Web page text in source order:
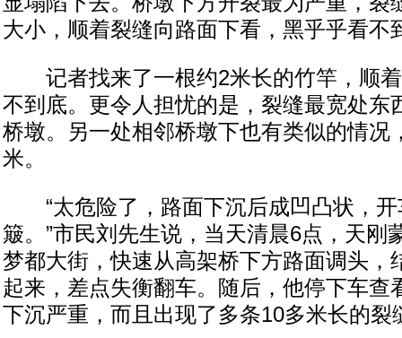
大小，顺着裂缝向路面下看，黑乎乎看不
记者找来了一根约2米长的竹竿，顺着
不到底。更令人担忧的是，裂缝最宽处东
桥墩。另一处相邻桥墩下也有类似的情况
米。
“太危险了，路面下沉后成凹凸状，开
簸。”市民刘先生说，当天清晨6点，天刚
梦都大街，快速从高架桥下方路面调头，
起来，差点失衡翻车。随后，他停下车查
下沉严重，而且出现了多条10多米长的裂